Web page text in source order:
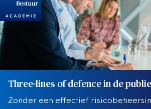
Three-lines of defence in de
Zonder een effectief